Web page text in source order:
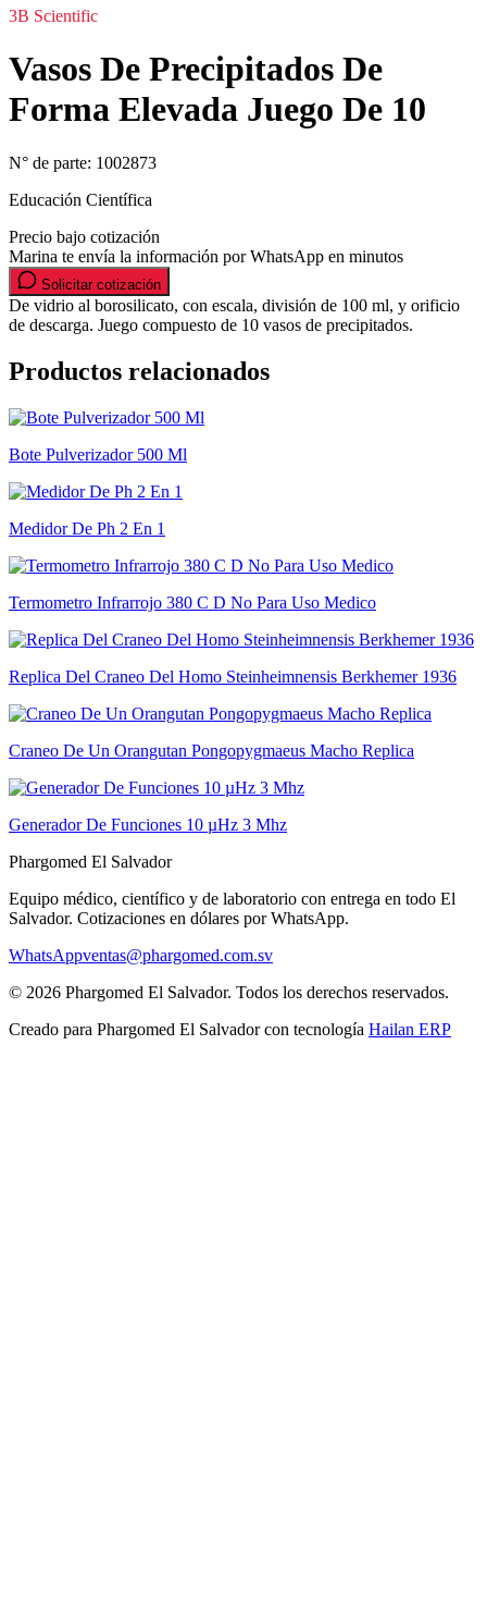
3B Scientific
Vasos De Precipitados De
Forma Elevada Juego De 10
N° de parte: 1002873
Educación Científica
Precio bajo cotización
Marina te envía la información por WhatsApp en minutos
Solicitar cotización
De vidrio al borosilicato, con escala, división de 100 ml, y orificio
de descarga. Juego compuesto de 10 vasos de precipitados.
Productos relacionados
Bote Pulverizador 500 Ml
Medidor De Ph 2 En 1
Termometro Infrarrojo 380 C D No Para Uso Medico
Replica Del Craneo Del Homo Steinheimnensis Berkhemer 1936
Craneo De Un Orangutan Pongopygmaeus Macho Replica
Generador De Funciones 10 µHz 3 Mhz
Phargomed El Salvador
Equipo médico, científico y de laboratorio con entrega en todo El
Salvador. Cotizaciones en dólares por WhatsApp.
WhatsAppventas@phargomed.com.sv
© 2026 Phargomed El Salvador. Todos los derechos reservados.
Creado para Phargomed El Salvadorcon tecnología Hailan ERP